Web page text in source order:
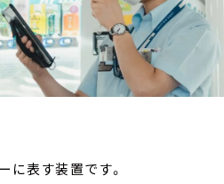
に表す装置です。